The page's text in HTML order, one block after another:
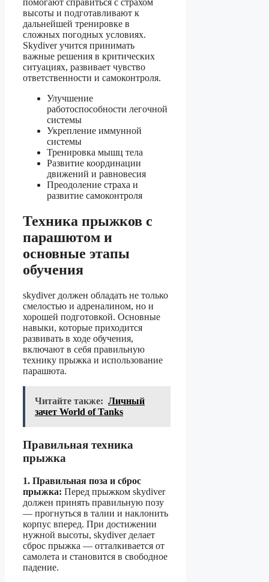
помогают справиться с страхом
высоты и подготавливают к
дальнейшей тренировке в
сложных погодных условиях.
Skydiver учится принимать
важные решения в критических
ситуациях, развивает чувство
ответственности и самоконтроля.
Улучшение
работоспособности легочной
системы
Укрепление иммунной
системы
Тренировка мышц тела
Развитие координации
движений и равновесия
Преодоление страха и
развитие самоконтроля
Техника прыжков с
парашютом и
основные этапы
обучения
skydiver должен обладать не только
смелостью и адреналином, но и
хорошей подготовкой. Основные
навыки, которые приходится
развивать в ходе обучения,
включают в себя правильную
технику прыжка и использование
парашюта.
Читайте также: Личный
зачет World of Tanks
Правильная техника
прыжка
1. Правильная поза и сброс
прыжка: Перед прыжком skydiver
должен принять правильную позу
— прогнуться в талии и наклонить
корпус вперед. При достижении
нужной высоты, skydiver делает
сброс прыжка — отталкивается от
самолета и становится в свободное
падение.